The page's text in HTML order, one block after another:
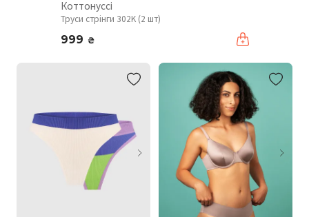
Коттонуссі
Труси стрінги 302K (2 шт)
999 ₴